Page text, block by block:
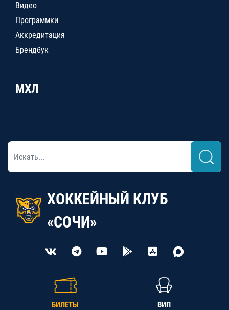
Видео
Программки
Аккредитация
Брендбук
МХЛ
ХОККЕЙНЫЙ КЛУБ
«СОЧИ»
БИЛЕТЫ ВИП